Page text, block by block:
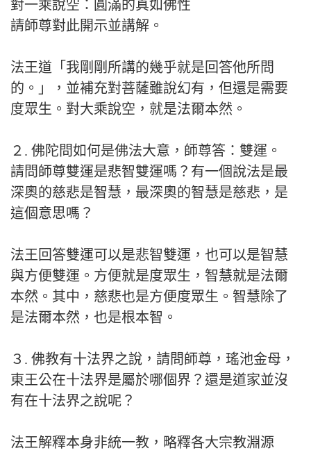
對一乘說空：圓滿的真如佛性
請師尊對此開示並講解。
法王道「我剛剛所講的幾乎就是回答他所問
的。」，並補充對菩薩雖說幻有，但還是需要
度眾生。對大乘說空，就是法爾本然。
２. 佛陀問如何是佛法大意，師尊答：雙運。
請問師尊雙運是悲智雙運嗎？有一個說法是最
深奧的慈悲是智慧，最深奧的智慧是慈悲，是
這個意思嗎？
法王回答雙運可以是悲智雙運，也可以是智慧
與方便雙運。方便就是度眾生，智慧就是法爾
本然。其中，慈悲也是方便度眾生。智慧除了
是法爾本然，也是根本智。
３. 佛教有十法界之說，請問師尊，瑤池金母，
東王公在十法界是屬於哪個界？還是道家並沒
有在十法界之說呢？
法王解釋本身非統一教，略釋各大宗教淵源